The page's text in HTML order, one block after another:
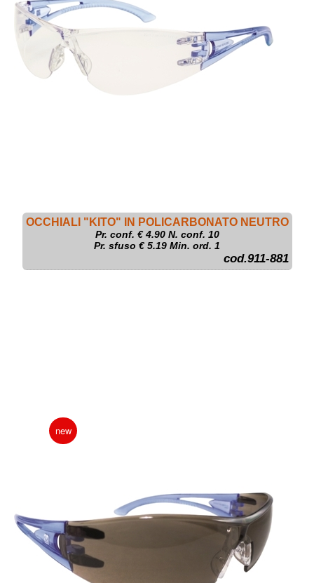
OCCHIALI "KITO" IN POLICARBONATO NEUTRO
Pr. conf. €4.90N. conf. 10
Pr. sfuso € 5.19 Min. ord. 1
cod.911-881
new